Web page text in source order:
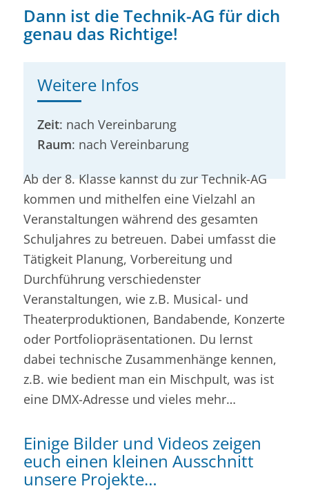
Dann ist die Technik-AG für dich
genau das Richtige!
Weitere Infos
Zeit: nach Vereinbarung
Raum: nach Vereinbarung
Ab der 8. Klasse kannst du zur Technik-AG
kommen und mithelfen eine Vielzahl an
Veranstaltungen während des gesamten
Schuljahres zu betreuen. Dabei umfasst die
Tätigkeit Planung, Vorbereitung und
Durchführung verschiedenster
Veranstaltungen, wie z.B. Musical- und
Theaterproduktionen, Bandabende, Konzerte
oder Portfoliopräsentationen. Du lernst
dabei technische Zusammenhänge kennen,
z.B. wie bedient man ein Mischpult, was ist
eine DMX-Adresse und vieles mehr…
Einige Bilder und Videos zeigen
euch einen kleinen Ausschnitt
unsere Projekte…